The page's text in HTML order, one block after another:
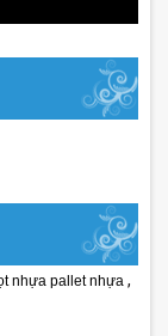
nhựa pallet nhựa ,